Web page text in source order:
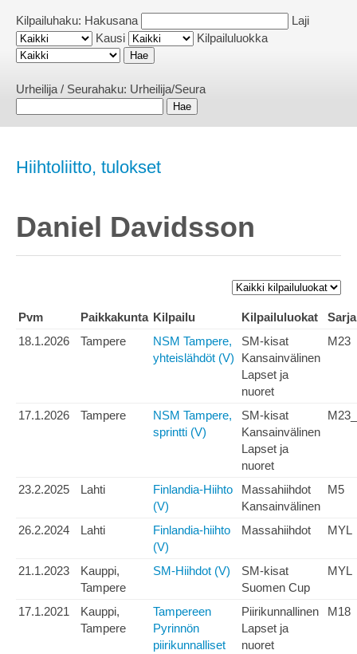
Kilpailuhaku: Hakusana
Laji
Kausi
Kilpailuluokka
Urheilija / Seurahaku: Urheilija/Seura
Hiihtoliitto, tulokset
Daniel Davidsson
Pvm Paikkakunta Kilpailu Kilpailuluokat
Sarja
18.1.2026
Tampere
NSM Tampere,
yhteislähdöt (V)
SM-kisat
Kansainvälinen
Lapset ja
nuoret
M23
17.1.2026 Tampere
NSM Tampere,
sprintti (V)
SM-kisat
Kansainvälinen
Lapset ja
nuoret
23.2.2025 Lahti
Finlandia-Hiihto
(V)
Massahiihdot
Kansainvälinen
M5
26.2.2024 Lahti
Finlandia-hiihto
(V)
Massahiihdot MYL
21.1.2023
Kauppi,
Tampere
SM-Hiihdot (V)
SM-kisat
Suomen Cup
MYL
17.1.2021
Kauppi,
Tampere
Tampereen
Pyrinnön
piirikunnalliset
Piirikunnallinen
Lapset ja
nuoret
M18